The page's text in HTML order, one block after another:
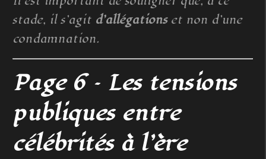
stade, il s’agit d’allégationset non d’une
condamnation.
Page 6 – Les tensions
publiques entre
célébrités à l’ère